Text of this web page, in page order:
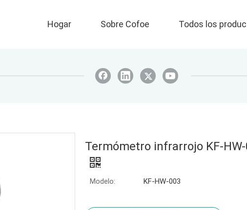
Hogar Sobre Cofoe Todos los
Termómetro infrarrojo KF-
Modelo: KF-HW-003